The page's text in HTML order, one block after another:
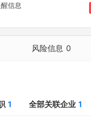
信息
风险信息 0
告
1 全部关联企业 1